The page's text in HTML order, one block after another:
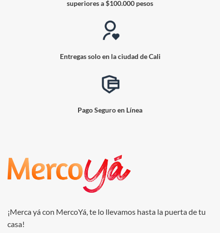
superiores a $100.000 pesos
Entregas solo en la ciudad de Cali
Pago Seguro en Línea
¡Merca yá con MercoYá, te lo llevamos hasta la puerta de tu
casa!